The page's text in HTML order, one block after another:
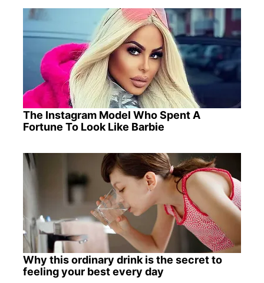
The Instagram Model Who Spent A
Fortune To Look Like Barbie
Why this ordinary drink is the secret to
feeling your best every day